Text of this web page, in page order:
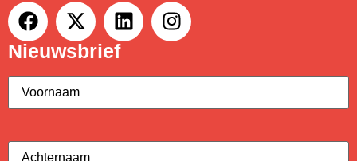
Nieuwsbrief
Voornaam
Achternaam